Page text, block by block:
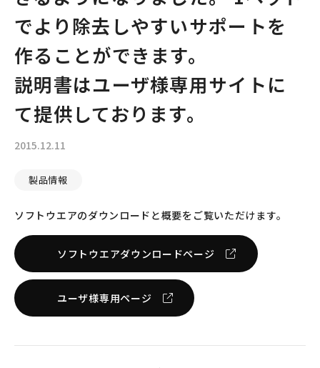
でより除去しやすいサポートを
作ることができます。
説明書はユーザ様専用サイトに
て提供しております。
2015.12.11
製品情報
ソフトウエアのダウンロードと概要をご覧いただけます。
ソフトウエアダウンロードページ
ユーザ様専用ページ